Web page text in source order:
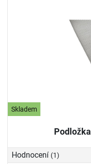
Skladem
Hodnocení (1)